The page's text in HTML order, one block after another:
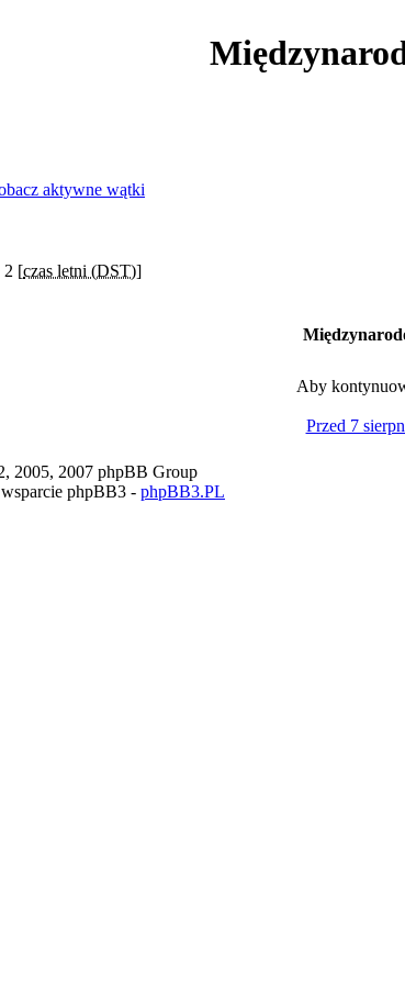
aktywne wątki
2 [czas letni (DST)]
Aby
Przed 7
2005, 2007 phpBB Group
phpBB3 - phpBB3.PL